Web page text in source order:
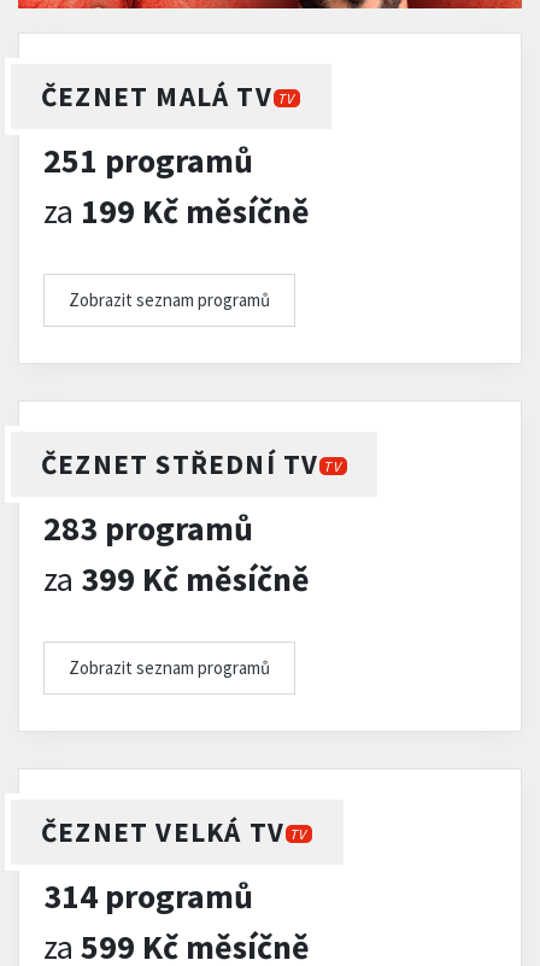
ČEZNET MALÁ TV TV
251 programů
za 199 Kč měsíčně
Zobrazit seznam programů
ČEZNET STŘEDNÍ TV TV
283 programů
za 399 Kč měsíčně
Zobrazit seznam programů
ČEZNET VELKÁ TV TV
314 programů
za 599 Kč měsíčně